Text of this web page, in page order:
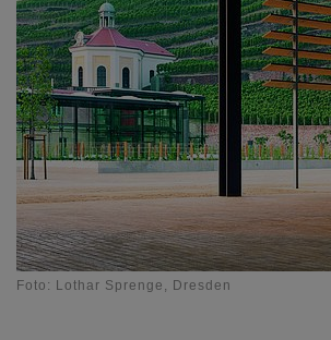
Foto: Lothar Sprenge, Dresden